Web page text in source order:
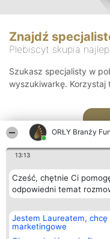
ORŁY Branży
13:13
Cześć, chętnie Ci
odpowiedni temat
Jestem Laureatem, chcę
marketingowe
Znajdź
Plebiscyt skupia
Szukasz specjalisty w
wyszukiwarkę. Korzystaj
Organizator plebiscytu
Bright Side Solutions sp. z o.
o. sp. k.
ul. Ruska 22